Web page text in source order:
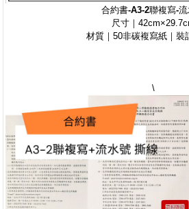
合約書-A3-2聯複寫-流
尺寸｜
材質｜50非碳複寫紙｜裝
\